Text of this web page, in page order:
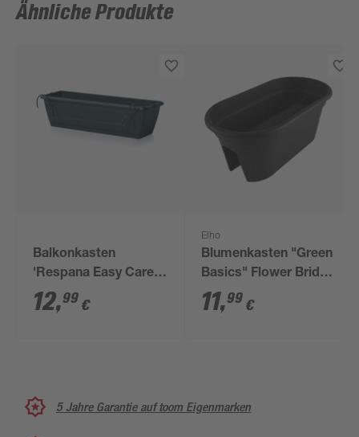
Ähnliche Produkte
Balkonkasten
'Respana Easy Care
W' anthrazit
Kunststoff 59,3 x 19 x
12,99 €
Elho
Blumenkasten "Green
Basics" Flower Bridge
Kunststoff 55 cm
schwarz
11,99 €
5 Jahre Garantie auf toom Eigenmarken